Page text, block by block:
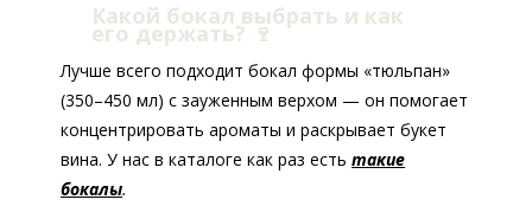
Какой бокал выбрать и как
его держать?🍷
Лучше всего подходит бокал формы «тюльпан»
(350–450 мл) с зауженным верхом — он помогает
концентрировать ароматы и раскрывает букет
вина. У нас в каталоге как раз естьтакие
бокалы.